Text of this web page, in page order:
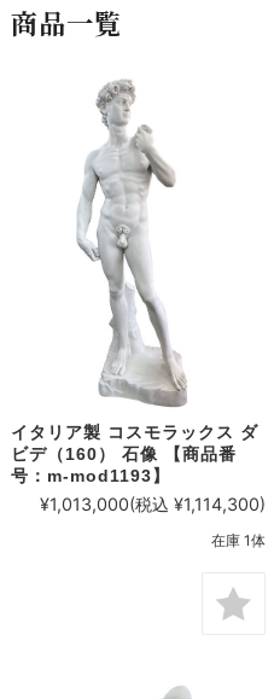
商品一覧
イタリア製 コスモラックス ダ
ビデ（160） 石像 【商品番
号：m-mod1193】
¥1,013,000(税込 ¥1,114,300)
在庫 1体